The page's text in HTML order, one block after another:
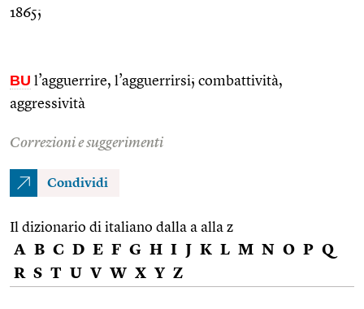
1865;
BU l’agguerrire, l’agguerrirsi; combattività,
aggressività
Correzioni e suggerimenti
Condividi
Il dizionario di italiano dalla a alla z
A B C D E F G H I J K L M N O P Q
R S T U V W X Y Z